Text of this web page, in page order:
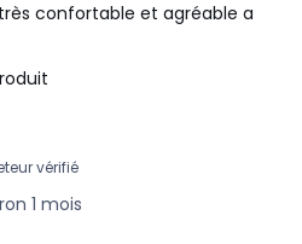
confortable et agréable a
vérifié
1 mois